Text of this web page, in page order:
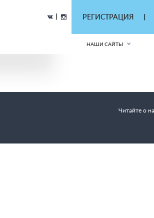
РЕГИСТРАЦИЯ
НАШИ САЙТЫ
Читайте о